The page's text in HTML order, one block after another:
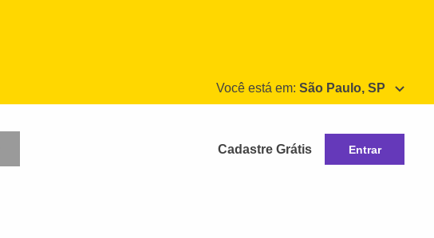
Você está em: São Paulo, SP
Cadastre Grátis Entrar